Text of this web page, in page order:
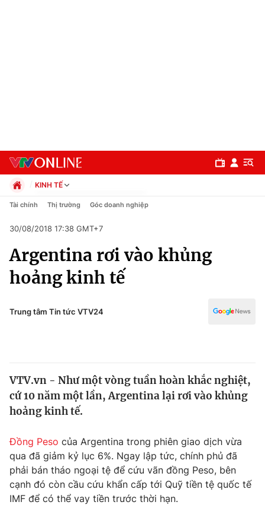
Chuyên mục
Chính trị
Thế giới
Thế giới đó đây
Câu chuyện quốc tế
Kinh tế
Tài chính
Thị trường
Dữ liệu và đời sống
KINH TẾ
Chính trị
Pháp luật
Kinh tế
Thể thao
Truyền hình
Y tế
Tài chính Thị trường Góc doanh nghiệp
30/08/2018 17:38 GMT+7
Argentina rơi vào khủng
hoảng kinh tế
Trung tâm Tin tức VTV24
VTV.vn - Như một vòng tuần hoàn khắc nghiệt,
cứ 10 năm một lần, Argentina lại rơi vào khủng
hoảng kinh tế.
Đồng Peso của Argentina trong phiên giao dịch vừa
qua đã giảm kỷ lục 6%. Ngay lập tức, chính phủ đã
phải bán tháo ngoại tệ để cứu vãn đồng Peso, bên
cạnh đó còn cầu cứu khẩn cấp tới Quỹ tiền tệ quốc tế
IMF để có thể vay tiền trước thời hạn.